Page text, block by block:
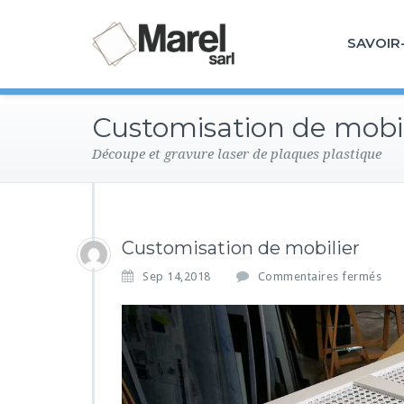
Customisation de
Découpe et gravure laser de plaques plastique
Customisation de mobilier
Sep 14,2018 Commentaires fermés
r
C
u
s
t